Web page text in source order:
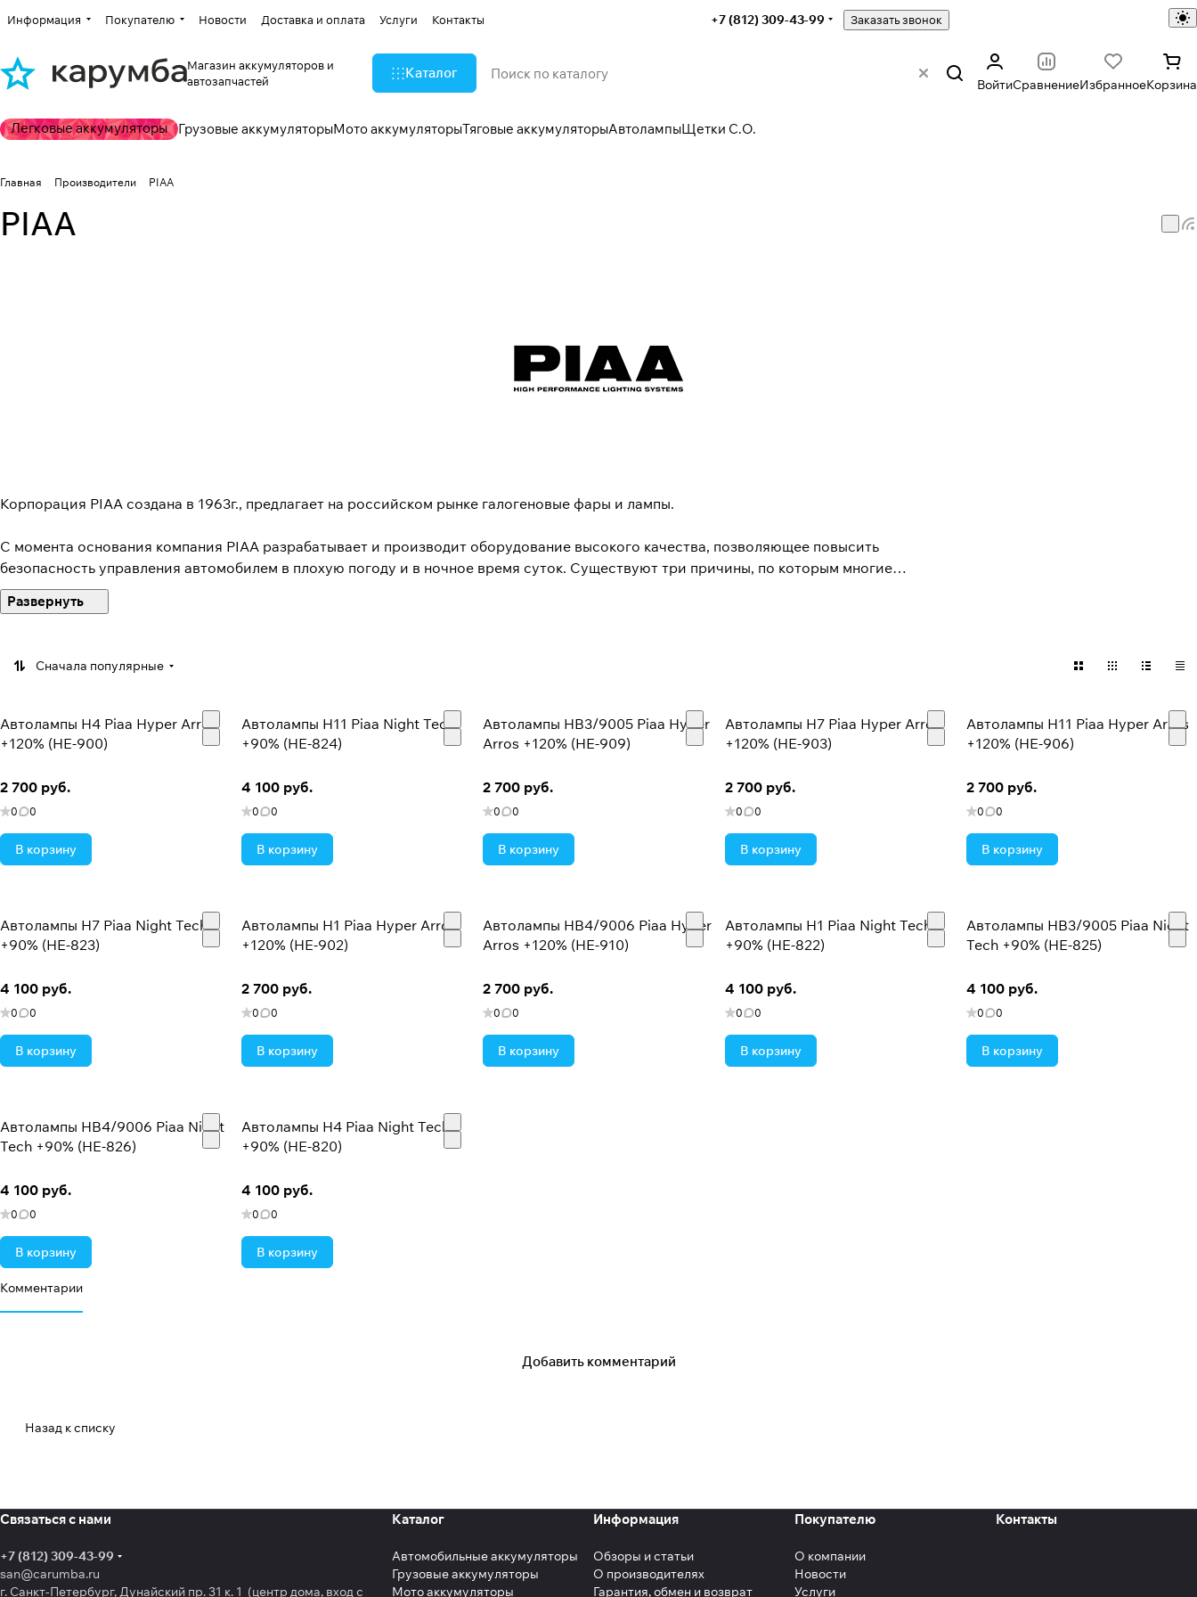
Информация Покупателю Новости Доставка и оплата Услуги Контакты +7 (812) 309-43-99 Заказать звонок
Магазин аккумуляторов и
автозапчастей
Каталог
ВойтиСравнениеИзбранноеКорзина
Легковые аккумуляторы Грузовые аккумуляторыМото аккумуляторыТяговые аккумуляторыАвтолампыЩетки С.О.
Главная Производители PIAA
PIAA
Корпорация PIAA создана в 1963г., предлагает на российском рынке галогеновые фары и лампы.
С момента основания компания PIAA разрабатывает и производит оборудование высокого качества, позволяющее повысить
безопасность управления автомобилем в плохую погоду и в ночное время суток. Существуют три причины, по которым многие
автомобилисты предпочитают продукцию PIAA.
обладающую наилучшими техническими характеристиками. Третья – универсальность, дополнительные фары могут быть не только
Сначала популярные
Автолампы H4 Piaa Hyper Arros
+120% (HE-900)
2 700 руб.
0 0
В корзину
Автолампы H11 Piaa Night Tech
+90% (HE-824)
4 100 руб.
0 0
В корзину
Автолампы HB3/9005 Piaa Hyper
Arros +120% (HE-909)
2 700 руб.
0 0
В корзину
Автолампы H7 Piaa Hyper Arros
+120% (HE-903)
2 700 руб.
0 0
В корзину
Автолампы H11 Piaa Hyper Arros
+120% (HE-906)
2 700 руб.
0 0
В корзину
Автолампы H7 Piaa Night Tech
+90% (HE-823)
4 100 руб.
0 0
В корзину
Автолампы H1 Piaa Hyper Arros
+120% (HE-902)
2 700 руб.
0 0
В корзину
Автолампы HB4/9006 Piaa Hyper
Arros +120% (HE-910)
2 700 руб.
0 0
В корзину
Автолампы H1 Piaa Night Tech
+90% (HE-822)
4 100 руб.
0 0
В корзину
Автолампы HB3/9005 Piaa Night
Tech +90% (HE-825)
4 100 руб.
0 0
В корзину
Автолампы HB4/9006 Piaa Night
Tech +90% (HE-826)
4 100 руб.
0 0
В корзину
Автолампы H4 Piaa Night Tech
+90% (HE-820)
4 100 руб.
0 0
В корзину
Комментарии
Добавить комментарий
Назад к списку
Связаться с нами
+7 (812) 309-43-99
san@carumba.ru
г. Санкт-Петербург, Дунайский пр. 31 к. 1 (центр дома, вход с
Каталог
Автомобильные аккумуляторы
Грузовые аккумуляторы
Мото аккумуляторы
Информация
Обзоры и статьи
О производителях
Гарантия, обмен и возврат
Покупателю
О компании
Новости
Услуги
Контакты